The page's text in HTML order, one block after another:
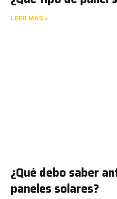
LEER MÁS >
¿Qué debo saber
paneles solares?